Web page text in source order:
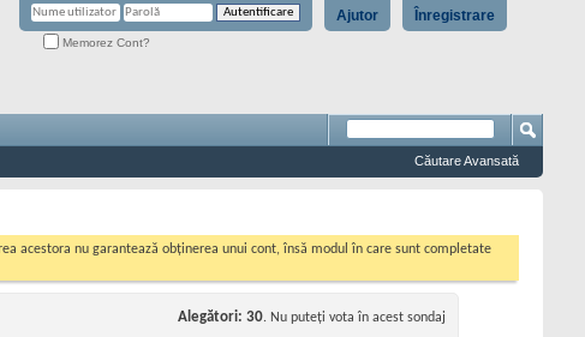
Înregistrare
Ajutor
Memorez Cont?
Căutare Avansată
acestora nu garantează obținerea unui cont, însă modul în care sunt completate
Alegători 30. Nu puteţi vota în acest sondaj